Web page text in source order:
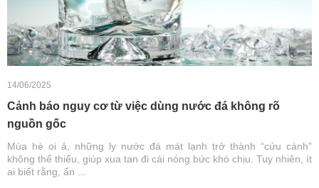
14/06/2025
Cảnh báo nguy cơ từ việc dùng nước đá không rõ
nguồn gốc
Mùa hè oi ả, những ly nước đá mát lạnh trở thành “cứu cánh”
không thể thiếu, giúp xua tan đi cái nóng bức khó chịu. Tuy nhiên, ít
ai biết rằng, ẩn ...